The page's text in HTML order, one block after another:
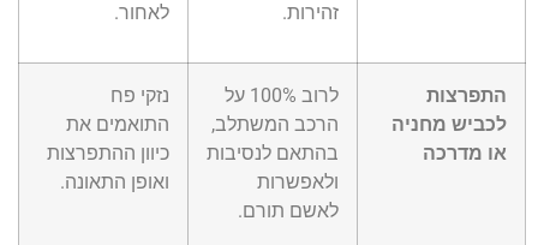
זהירות.
לאחור.
התפרצות
לכביש מחניה
או מדרכה
לרוב 100% על
הרכב המשתלב,
בהתאם לנסיבות
ולאפשרות
לאשם תורם.
נזקי פח
התואמים את
כיוון ההתפרצות
ואופן התאונה.